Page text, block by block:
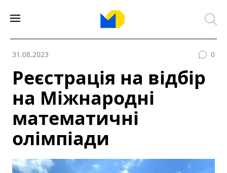
31.08.2023 0
Реєстрація на відбір
на Міжнародні
математичні
олімпіади